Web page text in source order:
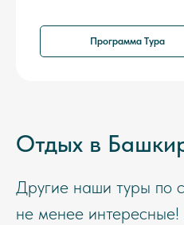
Программа Тура
Отдых в
Другие наши туры по
не менее интересные!